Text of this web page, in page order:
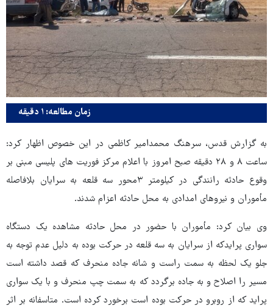
زمان مطالعه: ۱ دقیقه
به گزارش قدس، سرهنگ محمدامیر کاظمی در این خصوص اظهار کرد:
ساعت ۸ و ۲۸ دقیقه صبح امروز با اعلام مرکز فوریت های پلیسی مبنی بر
وقوع حادثه رانندگی در کیلومتر ۳محور سه قلعه به سرایان بلافاصله
مأموران و نیروهای امدادی به محل حادثه اعزام شدند.
وی بیان کرد: مأموران با حضور در محل حادثه مشاهده یک دستگاه
سواری پرایدکه از سرایان به سه قلعه در حرکت بوده به دلیل عدم توجه به
جلو یک لحظه به سمت راست و شانه جاده منحرف که قصد داشته است
مسیر را اصلاح و به جاده برگردد که به سمت چپ منحرف و با یک سواری
پراید که از روبرو در حرکت بوده است برخورد کرده است. متاسفانه بر اثر